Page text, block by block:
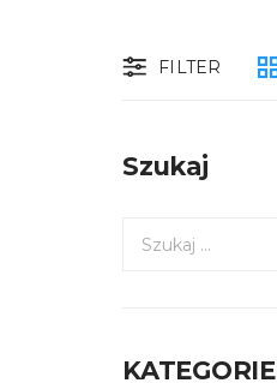
FILTER
Szukaj
jKATEGORIE